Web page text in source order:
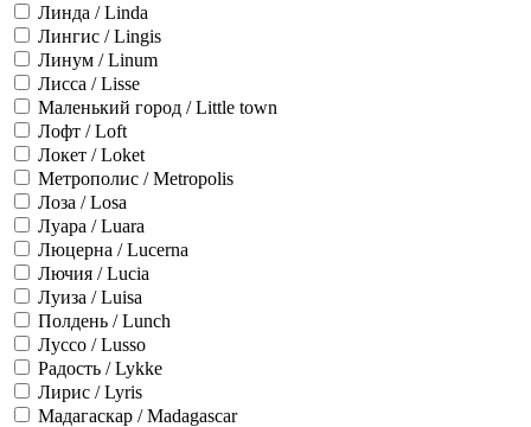
Линда / Linda
Лингис / Lingis
Линум / Linum
Лисса / Lisse
Маленький город / Little town
Лофт / Loft
Локет / Loket
Метрополис / Metropolis
Лоза / Losa
Луара / Luara
Люцерна / Lucerna
Лючия / Lucia
Луиза / Luisa
Полдень / Lunch
Луссо / Lusso
Радость / Lykke
Лирис / Lyris
Мадагаскар / Madagascar